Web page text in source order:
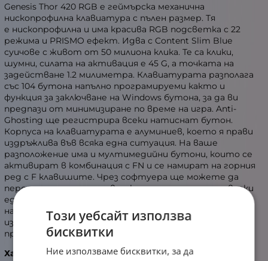
Genesis Thor 420 RGB е геймърска механична
нископрофилна клавиатура с пълен размер. Тя
е нископрофилна и има красива RGB подсветка с 22
режима и PRISMO ефект. Идва с Content Slim Blue
суичове с живот от 50 милиона клика. Те са клики,
шумни, силата на активация е 45 G, а точката на
задействане 1.2 милиметра. Клавиатурата разполага
със 104 бутона напълно програмируеми както и
функция за заключване на Windows бутона, за да ви
предпази от минимизиране по време на игра. Anti-
Ghosting ще регистрира всеки натиснат бутон.
Корпуса на клавиатурата е алуминиев, което я прави
издръжлива във всяка една ситуация. На ваше
разположение има и мултимедийни бутони, които се
активират в комбинация с FN и се намират на горния
ред с F клавишите. Чрез софтуера ще можете да
персонализирате подсветката, да настроите всеки
един бутон и още много функции. Капачките са
направени от издръжлив принт така че няма да се
изтъркат с времето. Разполага с гумени крачета
против плъзгане.
Характеристики:
Този уебсайт използва
бисквитки
Ние използваме бисквитки, за да